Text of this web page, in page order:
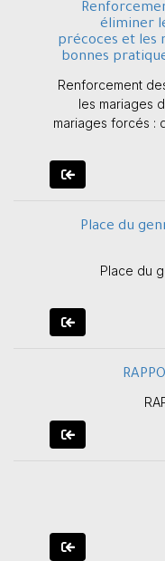
éliminer
précoces et les
bonnes
Renforcement
les mariages
mariages forcés :
Place du
Place du